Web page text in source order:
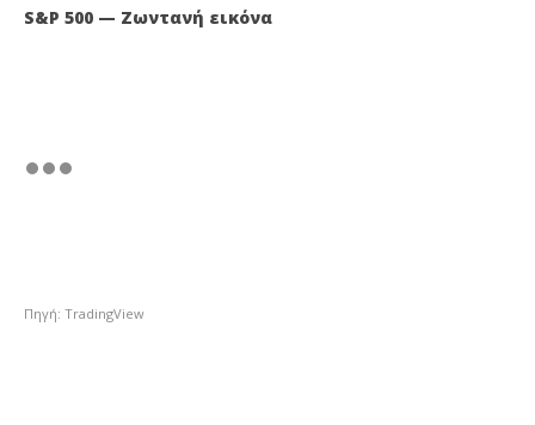
S&P 500 — Ζωντανή εικόνα
Πηγή: TradingView